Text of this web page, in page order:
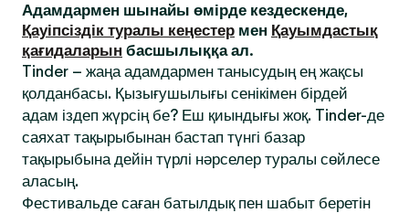
Адамдармен шынайы өмірде кездескенде,
Қауіпсіздік туралы кеңестер мен Қауымдастық
қағидаларын басшылыққа ал.
Tinder – жаңа адамдармен танысудың ең жақсы
қолданбасы. Қызығушылығы сенікімен бірдей
адам іздеп жүрсің бе? Еш қиындығы жоқ. Tinder-де
саяхат тақырыбынан бастап түнгі базар
тақырыбына дейін түрлі нәрселер туралы сөйлесе
аласың.
Фестивальде саған батылдық пен шабыт беретін